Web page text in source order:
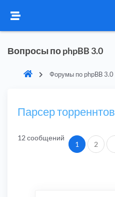
Вопросы по phpBB 3.0
Форумы по phpBB 3.0
Парсер торреннтов
12 сообщений
1 2